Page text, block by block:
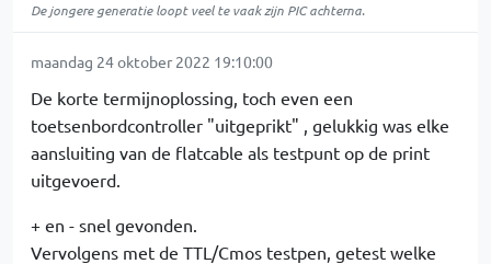
De jongere generatie loopt veel te vaak zijn PIC achterna.
maandag 24 oktober 2022 19:10:00
De korte termijnoplossing, toch even een
toetsenbordcontroller "uitgeprikt" , gelukkig was elke
aansluiting van de flatcable als testpunt op de print
uitgevoerd.
+ en - snel gevonden.
Vervolgens met de TTL/Cmos testpen, getest welke